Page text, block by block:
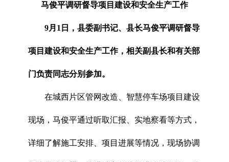
马俊平调研督导项目建设和安全生产工作
9月1日，县委副书记、县长马俊平调研督导
项目建设和安全生产工作，相关副县长和有关部
门负责同志分别参加。
在城西片区管网改造、智慧停车场项目建设
现场，马俊平通过听取汇报、实地察看等方式，
详细了解施工安排、项目进展等情况，现场协调